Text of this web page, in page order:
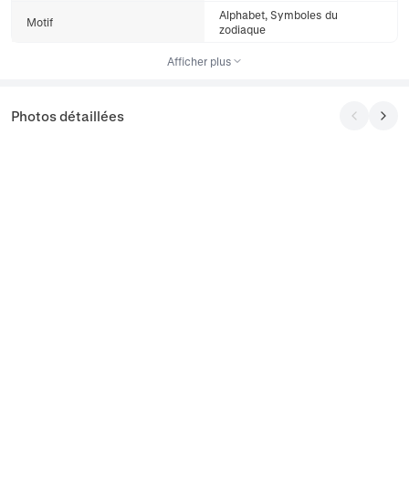
Motif
Alphabet, Symboles du
zodiaque
Afficher plus
Photos détaillées